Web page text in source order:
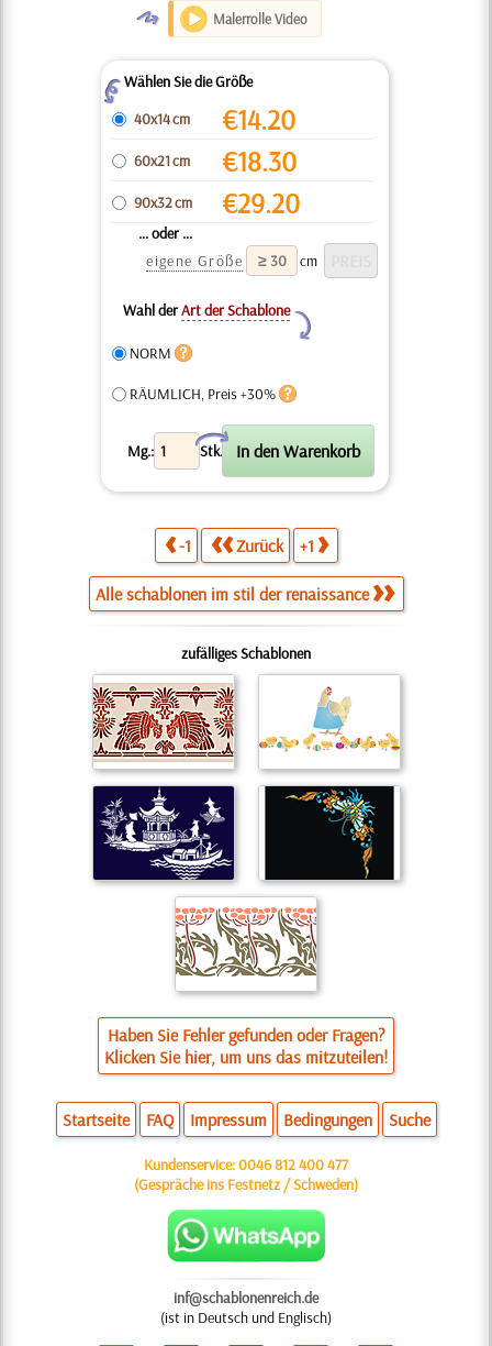
O Malerrolle Video
ZWählen Sie die Größe
40x14 cm
€14.20
60x21 cm €18.30
90x32 cm €29.20
... oder ...
eigene Größe
cm
Wahl derArt der Schablone
Y
NORM
RÄUMLICH, Preis +30%
Mg.: Stk.
X
-1 Zurück +1
Alle schablonen im stil der renaissance
zufälliges Schablonen
Haben Sie Fehler gefunden oder Fragen?
Klicken Sie hier, um uns das mitzuteilen!
Startseite FAQ Impressum Bedingungen Suche
Kundenservice:0046 812 400 477
(Gespräche ins Festnetz / Schweden)
inf@schablonenreich.de
(ist in Deutsch und Englisch)